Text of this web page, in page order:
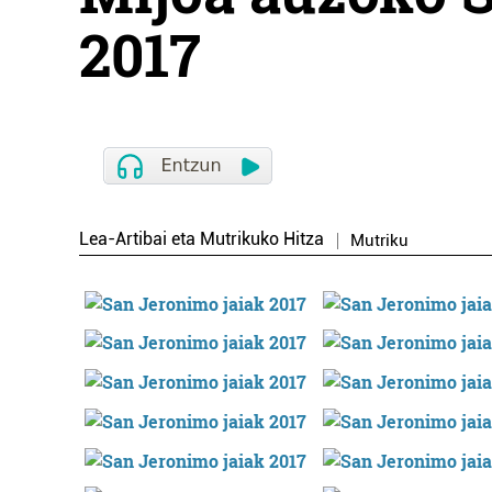
2017
Lea-Artibai eta Mutrikuko Hitza Mutriku